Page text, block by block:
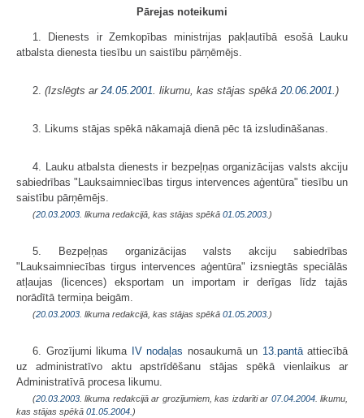
Pārejas noteikumi
1. Dienests ir Zemkopības ministrijas pakļautībā esošā Lauku
atbalsta dienesta tiesību un saistību pārņēmējs.
2. (Izslēgts ar 24.05.2001 . likumu, kas stājas spēkā 20.06.2001. )
3. Likums stājas spēkā nākamajā dienā pēc tā izsludināšanas.
4. Lauku atbalsta dienests ir bezpeļņas organizācijas valsts akciju
sabiedrības "Lauksaimniecības tirgus intervences aģentūra" tiesību un
saistību pārņēmējs.
(20.03.2003 . likuma redakcijā, kas stājas spēkā 01.05.2003. )
5. Bezpeļņas organizācijas valsts akciju sabiedrības
"Lauksaimniecības tirgus intervences aģentūra" izsniegtās speciālās
atļaujas (licences) eksportam un importam ir derīgas līdz tajās
norādītā termiņa beigām.
(20.03.2003 . likuma redakcijā, kas stājas spēkā 01.05.2003. )
6. Grozījumi likuma IV nodaļas nosaukumā un 13.pantāattiecībā
uz administratīvo aktu apstrīdēšanu stājas spēkā vienlaikus ar
Administratīvā procesa likumu.
(20.03.2003 . likuma redakcijā ar grozījumiem, kas izdarīti ar 07.04.2004. likumu,
kas stājas spēkā 01.05.2004. )